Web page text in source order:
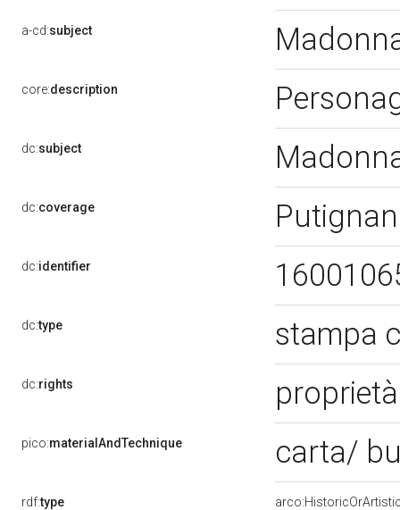
a-cd:subject
core:description
dc:subject
dc:coverage
dc:identifier
dc:type stampa
dc:rights
pico:materialAndTechnique carta/
rdf:type